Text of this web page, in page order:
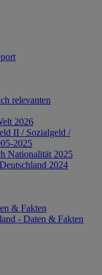
relevanten
2026
II / Sozialgeld /
2025
Nationalität 2025
2024
& Fakten
- Daten & Fakten